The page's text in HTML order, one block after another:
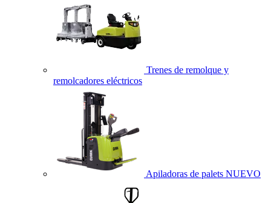
Trenes de remolque y
remolcadores eléctricos
Apiladoras de palets NUEVO